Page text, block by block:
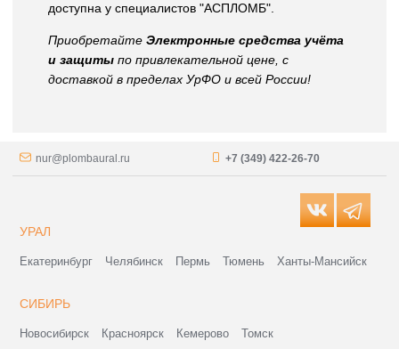
доступна у специалистов "АСПЛОМБ".
Приобретайте Электронные средства учёта
и защиты по привлекательной цене, с
доставкой в пределах УрФО и всей России!
nur@plombaural.ru +7 (349) 422-26-70
УРАЛ
Екатеринбург Челябинск Пермь Тюмень Ханты-Мансийск
СИБИРЬ
Новосибирск Красноярск Кемерово Томск